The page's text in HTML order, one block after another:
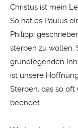
Christus ist mein
So hat es Paulus
Philippi
sterben zu wollen.
grundlegenden
ist unsere
Sterben, das so
beendet.